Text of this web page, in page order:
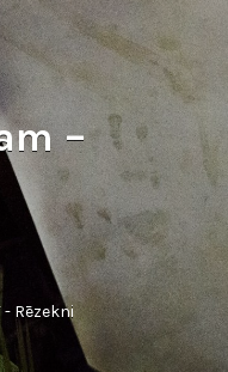
–
Rēzekni